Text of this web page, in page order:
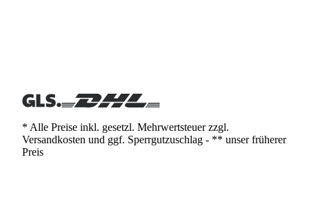
* Alle Preise inkl. gesetzl. Mehrwertsteuer zzgl.
Versandkosten und ggf. Sperrgutzuschlag - ** unser früherer
Preis